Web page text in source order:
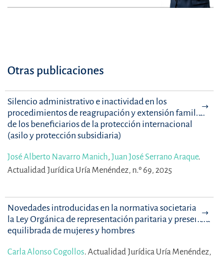
Otras publicaciones
Silencio administrativo e inactividad en los
procedimientos de reagrupación y extensión familiar
de los beneficiarios de la protección internacional
(asilo y protección subsidiaria)
José Alberto Navarro Manich, Juan José Serrano Araque.
Actualidad Jurídica Uría Menéndez, n.º 69, 2025
Novedades introducidas en la normativa societaria por
la Ley Orgánica de representación paritaria y presencia
equilibrada de mujeres y hombres
Carla Alonso Cogollos. Actualidad Jurídica Uría Menéndez,